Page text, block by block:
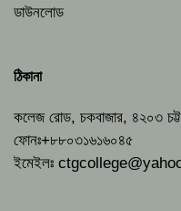
ডাউনলোড
ঠিকানা
কলেজ রোড, চকবাজার, ৪২০৩
ফোনঃ+৮৮০৩১৬১৬০৪৫
ইমেইলঃ